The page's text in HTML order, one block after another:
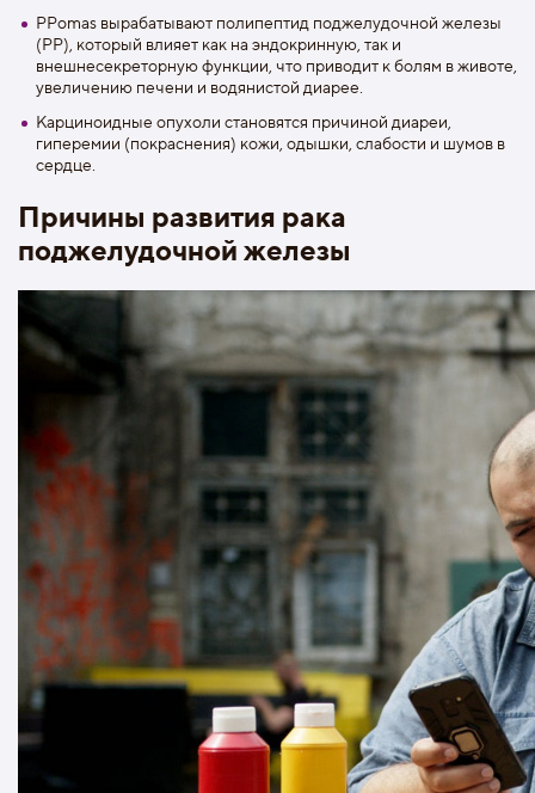
PPomas вырабатывают полипептид поджелудочной железы
(PP), который влияет как на эндокринную, так и
внешнесекреторную функции, что приводит к болям в животе,
увеличению печени и водянистой диарее.
Карциноидные опухоли становятся причиной диареи,
гиперемии (покраснения) кожи, одышки, слабости и шумов в
сердце.
Причины развития рака
поджелудочной железы